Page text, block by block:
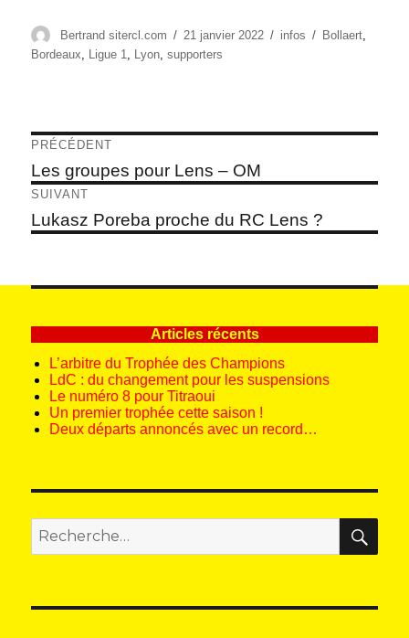
Auteur
Bertrand sitercl.com
Publié
le
21 janvier 2022 Catégories
infos Étiquettes
Bollaert
Bordeaux, Ligue 1, Lyon,supporters
Navigation
de
l’article
PRÉCÉDENT
Article
précédent :
Les groupes pour Lens – OM
SUIVANT
Article
suivant :
Lukasz Poreba proche du RC Lens ?
Articles récents
L’arbitre du Trophée des Champions
LdC : du changement pour les suspensions
Le numéro 8 pour Titraoui
Un premier trophée cette saison !
Deux départs annoncés avec un record…
pour
: